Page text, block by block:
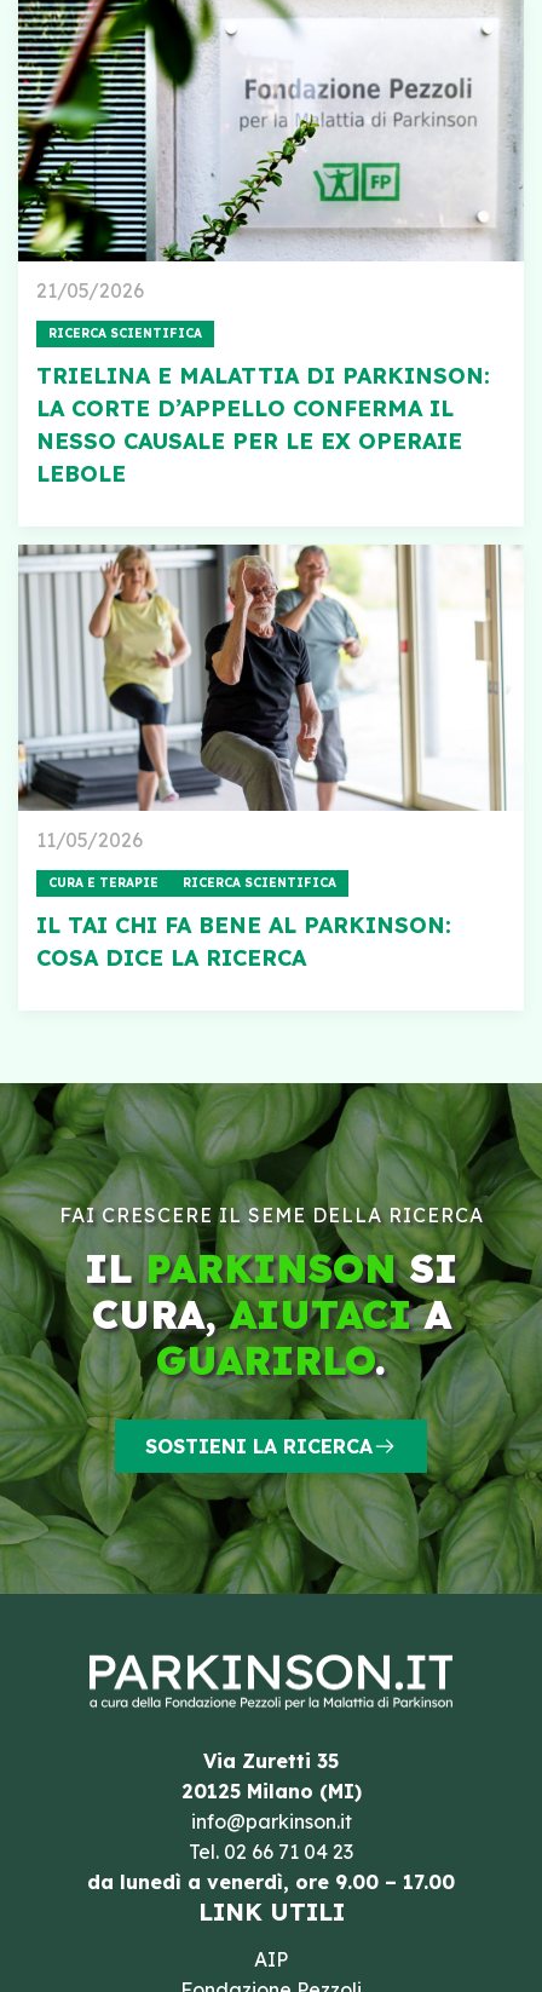
21/05/2026
RICERCA SCIENTIFICA
TRIELINA E MALATTIA DI PARKINSON:
LA CORTE D’APPELLO CONFERMA IL
NESSO CAUSALE PER LE EX OPERAIE
LEBOLE
11/05/2026
CURA E TERAPIE RICERCA SCIENTIFICA
IL TAI CHI FA BENE AL PARKINSON:
COSA DICE LA RICERCA
FAI CRESCERE IL SEME DELLA RICERCA
ILPARKINSONSI
CURA,AIUTACIA
GUARIRLO.
SOSTIENI LA RICERCA
Via Zuretti 35
20125 Milano (MI)
info@parkinson.it
Tel. 02 66 71 04 23
da lunedì a venerdì, ore 9.00 – 17.00
LINK UTILI
AIP